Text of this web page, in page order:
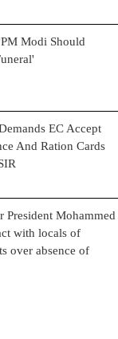
Modi Should
EC Accept
And Ration Cards
Mohammed
with locals of
over absence of